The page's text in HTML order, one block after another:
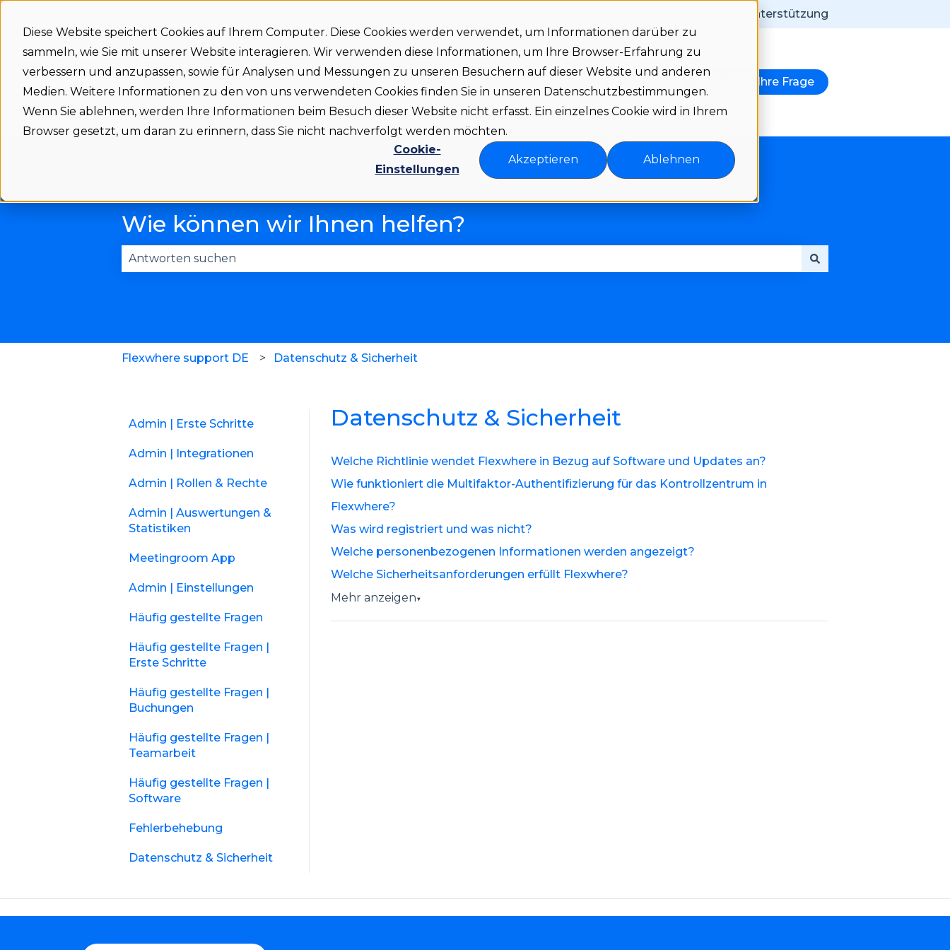
Diese Website speichert Cookies auf Ihrem Computer. Diese Cookies werden verwendet, um Informationen darüber zu
sammeln, wie Sie mit unserer Website interagieren. Wir verwenden diese Informationen, um Ihre Browser-Erfahrung zu
verbessern und anzupassen, sowie für Analysen und Messungen zu unseren Besuchern auf dieser Website und anderen
Medien. Weitere Informationen zu den von uns verwendeten Cookies finden Sie in unseren Datenschutzbestimmungen.
Wenn Sie ablehnen, werden Ihre Informationen beim Besuch dieser Website nicht erfasst. Ein einzelnes Cookie wird in Ihrem
Browser gesetzt, um daran zu erinnern, dass Sie nicht nachverfolgt werden möchten.
Cookie-
Einstellungen
Akzeptieren Ablehnen
Mehr Unterstützung
Support home
Untermenü für Download anzeigen
Untermenü für Language anzeigen
Stellen Sie Ihre Frage
Wie können wir Ihnen helfen?
Flexwhere support DE Datenschutz & Sicherheit
Datenschutz & Sicherheit
Welche Richtlinie wendet Flexwhere in Bezug auf Software und Updates an?
Wie funktioniert die Multifaktor-Authentifizierung für das Kontrollzentrum in
Flexwhere?
Was wird registriert und was nicht?
Welche personenbezogenen Informationen werden angezeigt?
Welche Sicherheitsanforderungen erfüllt Flexwhere?
Mehr anzeigen▼
Admin | Erste Schritte
Admin | Integrationen
Admin | Rollen & Rechte
Admin | Auswertungen &
Statistiken
Meetingroom App
Admin | Einstellungen
Häufig gestellte Fragen
Häufig gestellte Fragen |
Erste Schritte
Häufig gestellte Fragen |
Buchungen
Häufig gestellte Fragen |
Teamarbeit
Häufig gestellte Fragen |
Software
Fehlerbehebung
Datenschutz & Sicherheit